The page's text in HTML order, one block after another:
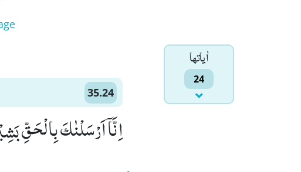
اٰياتها
24
35.24
اِنَّاۤ اَرْسَلْنٰكَ بِالْحَقِّ